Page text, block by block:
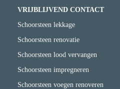
VRIJBLIJVEND CONTACT
Schoorsteen lekkage
Schoorsteen renovatie
Schoorsteen lood vervangen
Schoorsteen impregneren
Schoorsteen voegen renoveren